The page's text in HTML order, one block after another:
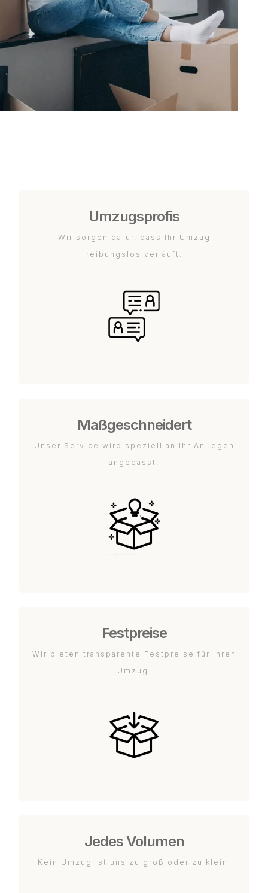
Umzugsprofis
Wir sorgen dafür, dass Ihr Umzug
reibungslos verläuft.
Maßgeschneidert
Unser Service wird speziell an Ihr Anliegen
angepasst.
Festpreise
Wir bieten transparente Festpreise für Ihren
Umzug.
Jedes Volumen
Kein Umzug ist uns zu groß oder zu klein.